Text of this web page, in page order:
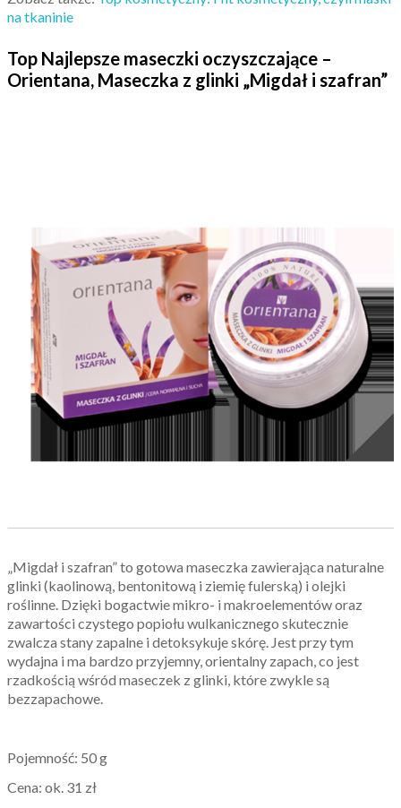
na tkaninie
Top Najlepsze maseczki oczyszczające –
Orientana, Maseczka z glinki „Migdał i szafran”
„Migdał i szafran” to gotowa maseczka zawierająca naturalne
glinki (kaolinową, bentonitową i ziemię fulerską) i olejki
roślinne. Dzięki bogactwie mikro- i makroelementów oraz
zawartości czystego popiołu wulkanicznego skutecznie
zwalcza stany zapalne i detoksykuje skórę. Jest przy tym
wydajna i ma bardzo przyjemny, orientalny zapach, co jest
rzadkością wśród maseczek z glinki, które zwykle są
bezzapachowe.
Pojemność: 50 g
Cena: ok. 31 zł